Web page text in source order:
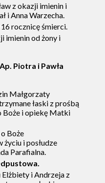
z okazji imienin i
i Anna Warzecha.
rocznicę śmierci.
imienin od żony i
Piotra i Pawła
Małgorzaty
łaski z prośbą
Boże i opiekę Matki
Boże
życiu i posłudze
Parafialna.
i Andrzeja z